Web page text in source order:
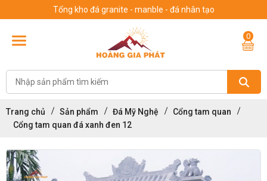
Tổng kho đá granite - manble - đá nhân tạo
0
Trang chủ Sản phẩm Đá Mỹ Nghệ
Cổng tam quan
Cổng tam quan đá xanh đen 12